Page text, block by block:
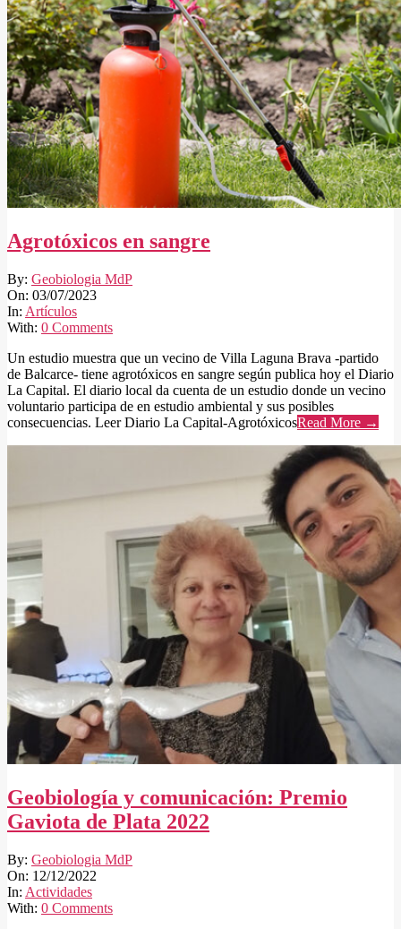
Agrotóxicos en sangre
2023-
07-
03
By: Geobiologia MdP
On: 03/07/2023
In: Artículos
With: 0 Comments
Un estudio muestra que un vecino de Villa Laguna Brava -partido
de Balcarce- tiene agrotóxicos en sangre según publica hoy el Diario
La Capital. El diario local da cuenta de un estudio donde un vecino
voluntario participa de en estudio ambiental y sus posibles
consecuencias. Leer Diario La Capital-AgrotóxicosRead More →
Geobiología y comunicación: Premio
Gaviota de Plata 2022
2022-
12-
12
By: Geobiologia MdP
On: 12/12/2022
In: Actividades
With: 0 Comments